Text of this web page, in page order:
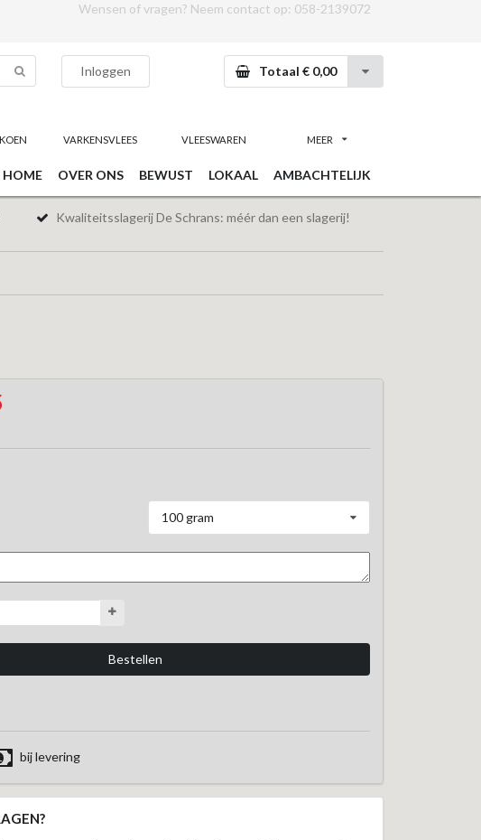
Wensen of vragen? Neem contact op: 058-2139072
Inloggen Totaal € 0,00
VARKENSVLEES VLEESWAREN MEER
HOME OVER ONS BEWUST LOKAAL AMBACHTELIJK
Kwaliteitsslagerij De Schrans: méér dan een slagerij!
100 gram
bij levering